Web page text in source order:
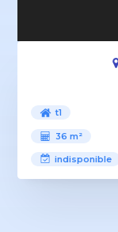
t1
36 m²
indisponible